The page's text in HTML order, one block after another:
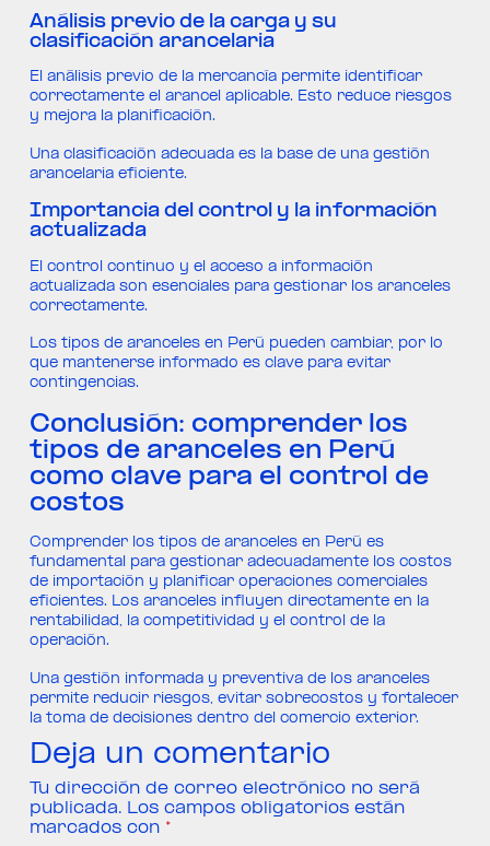
Análisis previo de la carga y su
clasificación arancelaria
El análisis previo de la mercancía permite identificar
correctamente el arancel aplicable. Esto reduce riesgos
y mejora la planificación.
Una clasificación adecuada es la base de una gestión
arancelaria eficiente.
Importancia del control y la información
actualizada
El control continuo y el acceso a información
actualizada son esenciales para gestionar los aranceles
correctamente.
Los tipos de aranceles en Perú pueden cambiar, por lo
que mantenerse informado es clave para evitar
contingencias.
Conclusión: comprender los
tipos de aranceles en Perú
como clave para el control de
costos
Comprender los tipos de aranceles en Perú es
fundamental para gestionar adecuadamente los costos
de importación y planificar operaciones comerciales
eficientes. Los aranceles influyen directamente en la
rentabilidad, la competitividad y el control de la
operación.
Una gestión informada y preventiva de los aranceles
permite reducir riesgos, evitar sobrecostos y fortalecer
la toma de decisiones dentro del comercio exterior.
Deja un comentario
Tu dirección de correo electrónico no será
publicada. Los campos obligatorios están
marcados con *